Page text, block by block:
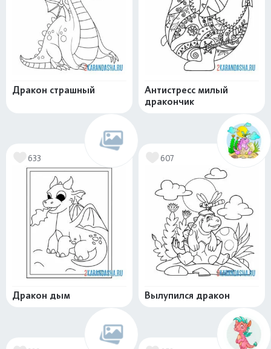
Дракон страшный
Антистресс милый
дракончик
633
Дракон дым
607
Вылупился дракон